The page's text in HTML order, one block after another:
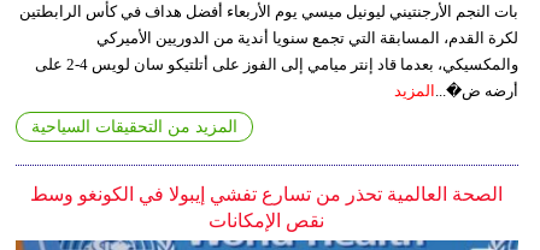
بات النجم الأرجنتيني ليونيل ميسي يوم الأربعاء أفضل هداف في كأس الرابطتين
لكرة القدم، المسابقة التي تجمع سنويا أندية من الدوريين الأميركي
والمكسيكي، بعدما قاد إنتر ميامي إلى الفوز على أتلتيكو سان لويس 4-2 على
أرضه ض�...
المزيد
المزيد من التحقيقات السياحية
الصحة العالمية تحذر من تسارع تفشي إيبولا في الكونغو وسط
نقص الإمكانات